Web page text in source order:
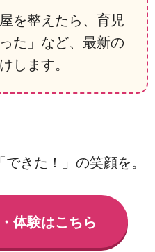
を整えたら、育児
た」など、最新の
します。
きた！」の笑顔を。
体験はこちら